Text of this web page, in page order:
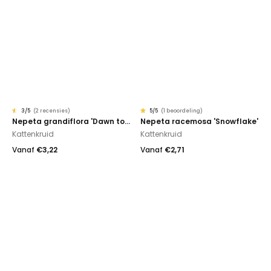
Gewaardeerd
3.00
5
gebaseerd
2
klantbeoordelingen
3/5 (2 recensies)
Nepeta grandiflora 'Dawn to Dusk'
Kattenkruid
Vanaf €3,22
Gewaardeerd
5.00
5
gebaseerd
1
klantbeoordeling
5/5 (1 beoordeling)
Nepeta racemosa 'Snowflake'
Kattenkruid
Vanaf €2,71